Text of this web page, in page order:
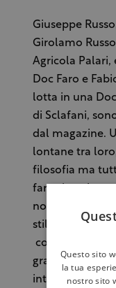
Giuseppe
Girolamo
Agricola
Doc Faro e
lotta in una
di Sclafani,
dal magazine.
lontane tra
filosofia ma
fare vino che
non solo la
stile siciliano
competere,
grandi regioni
internazionale.
Questo sito
la tua
nostro sito